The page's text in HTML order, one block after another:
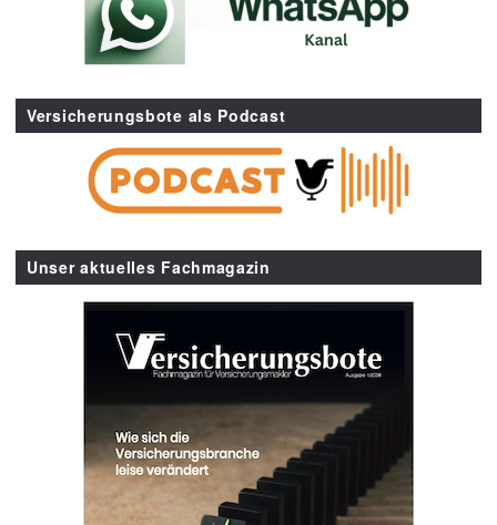
Versicherungsbote als Podcast
Unser aktuelles Fachmagazin